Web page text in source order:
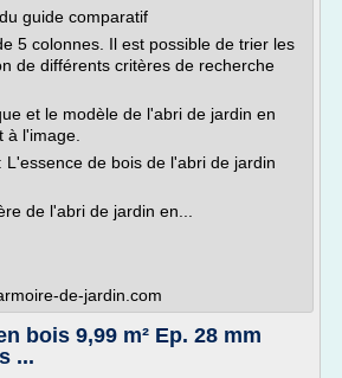
guide comparatif
5 colonnes. Il est possible de trier les
de différents critères de recherche
et le modèle de l'abri de jardin en
à l'image.
L'essence de bois de l'abri de jardin
de l'abri de jardin en...
de-jardin.com
bois 9,99 m² Ep. 28 mm
...